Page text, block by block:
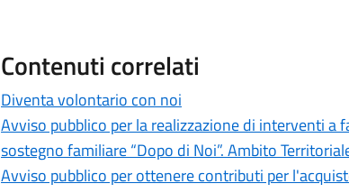
Contenuti correlati
Diventa volontario con noi
Avviso pubblico per la realizzazione di interventi a
sostegno familiare “Dopo di Noi”. Ambito
Avviso pubblico per ottenere contributi per